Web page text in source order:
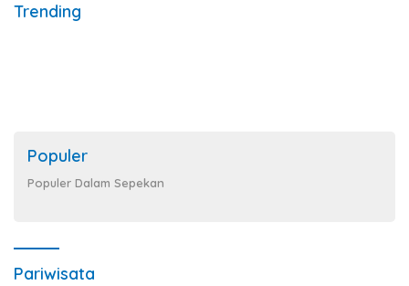
Trending
Populer
Populer Dalam Sepekan
Pariwisata